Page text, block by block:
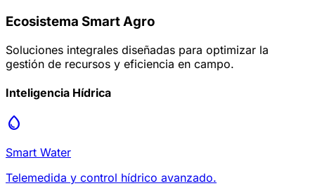
Ecosistema Smart Agro
Soluciones integrales diseñadas para optimizar la
gestión de recursos y eficiencia en campo.
Inteligencia Hídrica
water_drop
Smart Water
Telemedida y control hídrico avanzado.